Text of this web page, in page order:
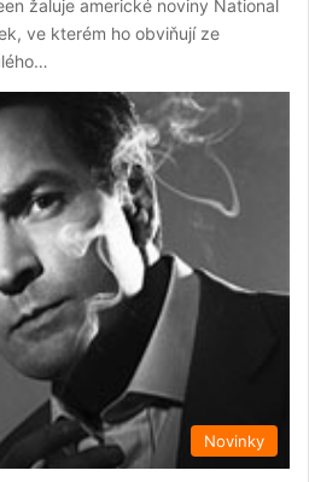
žaluje americké noviny National
ve kterém ho obviňují ze
Novinky